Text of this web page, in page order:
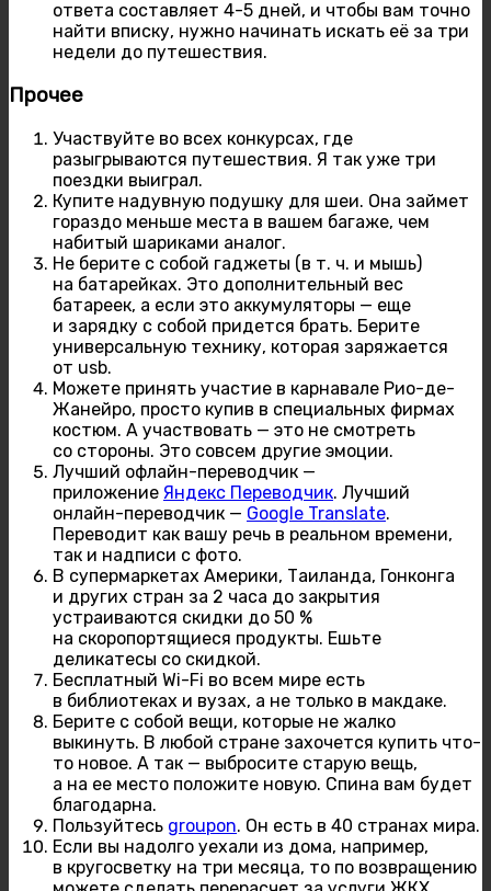
ответа составляет 4-5 дней, и чтобы вам точно
найти вписку, нужно начинать искать её за три
недели до путешествия.
Прочее
Участвуйте во всех конкурсах, где
разыгрываются путешествия. Я так уже три
поездки выиграл.
Купите надувную подушку для шеи. Она займет
гораздо меньше места в вашем багаже, чем
набитый шариками аналог.
Не берите с собой гаджеты (в т. ч. и мышь)
на батарейках. Это дополнительный вес
батареек, а если это аккумуляторы — еще
и зарядку с собой придется брать. Берите
универсальную технику, которая заряжается
от usb.
Можете принять участие в карнавале Рио-де-
Жанейро, просто купив в специальных фирмах
костюм. А участвовать — это не смотреть
со стороны. Это совсем другие эмоции.
Лучший офлайн-переводчик —
приложение Яндекс Переводчик. Лучший
онлайн-переводчик — Google Translate.
Переводит как вашу речь в реальном времени,
так и надписи с фото.
В супермаркетах Америки, Таиланда, Гонконга
и других стран за 2 часа до закрытия
устраиваются скидки до 50 %
на скоропортящиеся продукты. Ешьте
деликатесы со скидкой.
Бесплатный Wi-Fi во всем мире есть
в библиотеках и вузах, а не только в макдаке.
Берите с собой вещи, которые не жалко
выкинуть. В любой стране захочется купить что-
то новое. А так — выбросите старую вещь,
а на ее место положите новую. Спина вам будет
благодарна.
Пользуйтесь groupon. Он есть в 40 странах мира.
Если вы надолго уехали из дома, например,
в кругосветку на три месяца, то по возвращению